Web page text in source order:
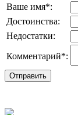
Ваше имя*:
Достоинства:
Недостатки:
Комментарий*: